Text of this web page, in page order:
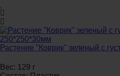
Растение "Коврик" зеленый с
Вес: 129 г